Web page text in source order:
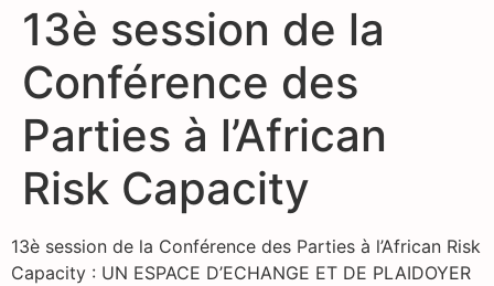
13è session de la
Conférence des
Parties à l’African
Risk Capacity
13è session de la Conférence des Parties à l’African Risk
Capacity : UN ESPACE D’ECHANGE ET DE PLAIDOYER